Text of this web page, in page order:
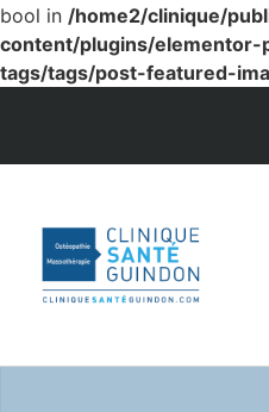
bool in /home2/clinique/
content/plugins/elementor-
tags/tags/post-featured-